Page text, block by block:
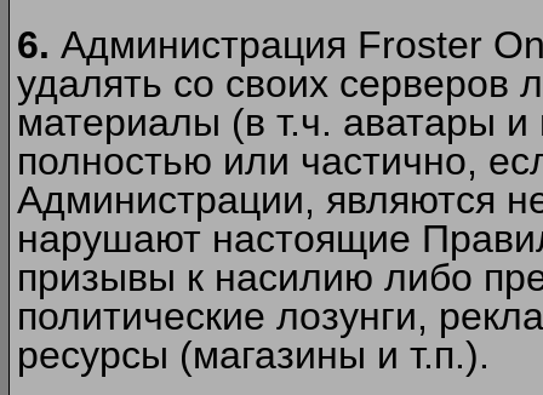
6. Администрация Froster
удалять со своих
материалы (в т.ч. аватары и
полностью или частично,
Администрации, являются
нарушают настоящие
призывы к насилию либо
политические лозунги,
ресурсы (магазины и т.п.).